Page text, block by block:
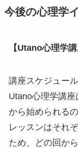
今後の心理学
【Utano心理学
講座スケジュー
Utano心理学講
から始められる
レッスンはそれ
ため、どの回か